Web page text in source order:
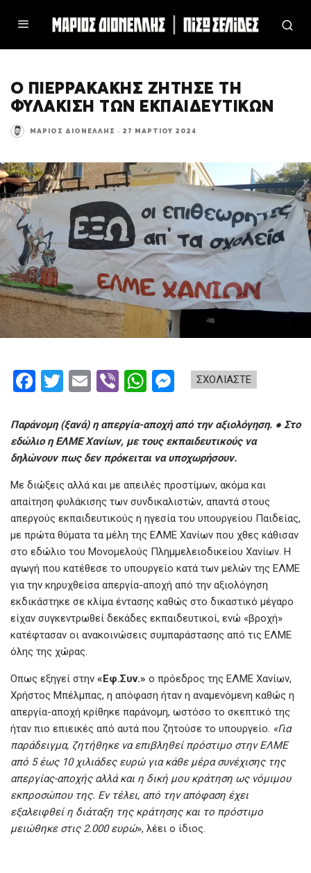
Ο ΠΙΕΡΡΑΚΑΚΗΣ ΖΗΤΗΣΕ ΤΗ
ΦΥΛΑΚΙΣΗ ΤΩΝ ΕΚΠΑΙΔΕΥΤΙΚΩΝ
ΜΆΡΙΟΣ ΔΙΟΝΈΛΛΗΣ · 27 ΜΑΡΤΊΟΥ 2024
ΣΧΟΛΙΑΣΤΕ
F
ce
b
o
o
k
T
tt
er
E
ail
Vi
er
W
at
s
A
p
p
se
n
g
er
Παράνομη (ξανά) η απεργία-αποχή από την αξιολόγηση. ● Στο
εδώλιο η ΕΛΜΕ Χανίων, με τους εκπαιδευτικούς να
δηλώνουν πως δεν πρόκειται να υποχωρήσουν.
Με διώξεις αλλά και με απειλές προστίμων, ακόμα και
απαίτηση φυλάκισης των συνδικαλιστών, απαντά στους
απεργούς εκπαιδευτικούς η ηγεσία του υπουργείου Παιδείας,
με πρώτα θύματα τα μέλη της ΕΛΜΕ Χανίων που χθες κάθισαν
στο εδώλιο του Μονομελούς Πλημμελειοδικείου Χανίων. Η
αγωγή που κατέθεσε το υπουργείο κατά των μελών της ΕΛΜΕ
για την κηρυχθείσα απεργία-αποχή από την αξιολόγηση
εκδικάστηκε σε κλίμα έντασης καθώς στο δικαστικό μέγαρο
είχαν συγκεντρωθεί δεκάδες εκπαιδευτικοί, ενώ «βροχή»
κατέφτασαν οι ανακοινώσεις συμπαράστασης από τις ΕΛΜΕ
όλης της χώρας.
Οπως εξηγεί στην «Εφ.Συν.» ο πρόεδρος της ΕΛΜΕ Χανίων,
Χρήστος Μπέλμπας, η απόφαση ήταν η αναμενόμενη καθώς η
απεργία-αποχή κρίθηκε παράνομη, ωστόσο το σκεπτικό της
ήταν πιο επιεικές από αυτά που ζητούσε το υπουργείο. «Για
παράδειγμα, ζητήθηκε να επιβληθεί πρόστιμο στην ΕΛΜΕ
από 5 έως 10 χιλιάδες ευρώ για κάθε μέρα συνέχισης της
απεργίας-αποχής αλλά και η δική μου κράτηση ως νόμιμου
εκπροσώπου της. Εν τέλει, από την απόφαση έχει
εξαλειφθεί η διάταξη της κράτησης και το πρόστιμο
μειώθηκε στις 2.000 ευρώ», λέει ο ίδιος.